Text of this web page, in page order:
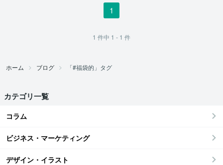
1
1 件中 1 - 1 件
ホーム ブログ 「#福袋的」タグ
カテゴリ一覧
コラム
ビジネス・マーケティング
デザイン・イラスト